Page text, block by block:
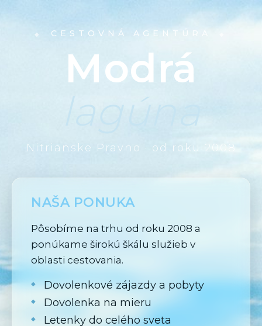
CESTOVNÁ AGENTÚRA
Modrá
lagúna
Nitrianske Pravno · od roku 2008
NAŠA PONUKA
Pôsobíme na trhu od roku 2008 a
ponúkame širokú škálu služieb v
oblasti cestovania.
Dovolenkové zájazdy a pobyty
Dovolenka na mieru
Letenky do celého sveta